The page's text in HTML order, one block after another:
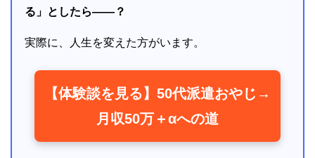
る」としたら――？
実際に、人生を変えた方がいます。
【体験談を見る】50代派遣おやじ→
月収50万＋αへの道